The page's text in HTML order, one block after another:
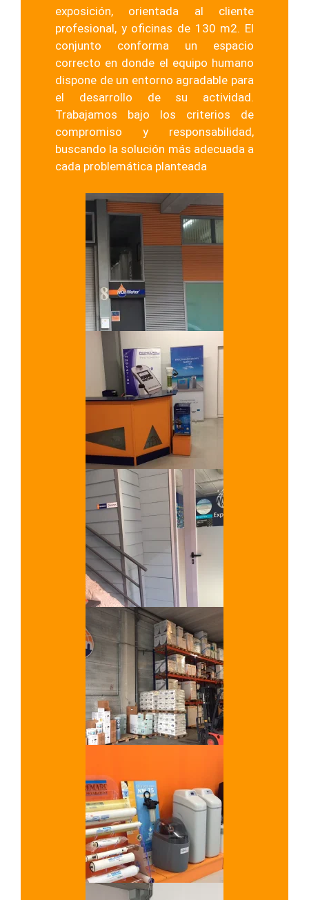
exposición, orientada al cliente
profesional, y oficinas de 130 m2. El
conjunto conforma un espacio
correcto en donde el equipo humano
dispone de un entorno agradable para
el desarrollo de su actividad.
Trabajamos bajo los criterios de
compromiso y responsabilidad,
buscando la solución más adecuada a
cada problemática planteada